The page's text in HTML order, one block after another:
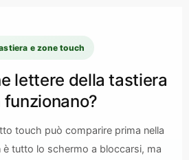
e zone touch
lettere della tastiera
funzionano?
touch può comparire prima nella
tutto lo schermo a bloccarsi, ma